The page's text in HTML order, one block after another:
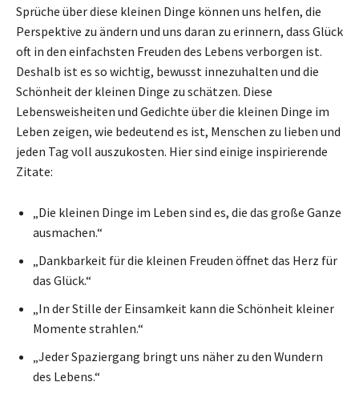
Sprüche über diese kleinen Dinge können uns helfen, die
Perspektive zu ändern und uns daran zu erinnern, dass Glück
oft in den einfachsten Freuden des Lebens verborgen ist.
Deshalb ist es so wichtig, bewusst innezuhalten und die
Schönheit der kleinen Dinge zu schätzen. Diese
Lebensweisheiten und Gedichte über die kleinen Dinge im
Leben zeigen, wie bedeutend es ist, Menschen zu lieben und
jeden Tag voll auszukosten. Hier sind einige inspirierende
Zitate:
„Die kleinen Dinge im Leben sind es, die das große Ganze
ausmachen.“
„Dankbarkeit für die kleinen Freuden öffnet das Herz für
das Glück.“
„In der Stille der Einsamkeit kann die Schönheit kleiner
Momente strahlen.“
„Jeder Spaziergang bringt uns näher zu den Wundern
des Lebens.“